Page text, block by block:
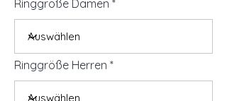
Ringgröße Damen
Ringgröße Herren